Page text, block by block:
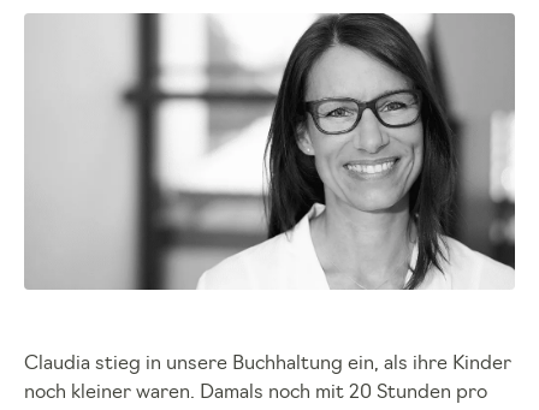
Claudia stieg in unsere Buchhaltung ein, als ihre Kinder
noch kleiner waren. Damals noch mit 20 Stunden pro